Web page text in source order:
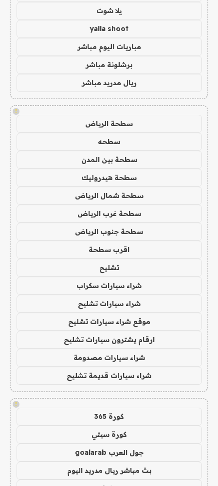
يلا شوت
yalla shoot
مباريات اليوم مباشر
برشلونة مباشر
ريال مدريد مباشر
!
سطحة الرياض
سطحه
سطحة بين المدن
سطحة هيدروليك
سطحة شمال الرياض
سطحة غرب الرياض
سطحة جنوب الرياض
اقرب سطحة
تشليح
شراء سيارات سكراب
شراء سيارات تشليح
موقع شراء سيارات تشليح
ارقام يشترون سيارات تشليح
شراء سيارات مصدومة
شراء سيارات قديمة تشليح
!
كورة 365
كورة سيتي
جول العرب goalarab
بث مباشر ريال مدريد اليوم